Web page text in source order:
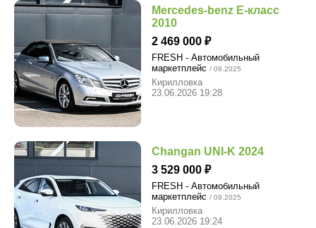
Mercedes-benz E-класс
2010
2 469 000
FRESH - Автомобильный
маркетплейс / 09.2025
Кирилловка
23.06.2026 19:28
Changan UNI-K 2024
3 529 000
FRESH - Автомобильный
маркетплейс / 09.2025
Кирилловка
23.06.2026 19:24